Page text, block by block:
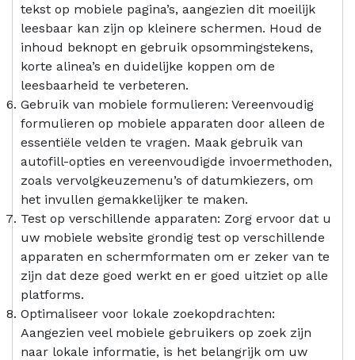
tekst op mobiele pagina’s, aangezien dit moeilijk
leesbaar kan zijn op kleinere schermen. Houd de
inhoud beknopt en gebruik opsommingstekens,
korte alinea’s en duidelijke koppen om de
leesbaarheid te verbeteren.
Gebruik van mobiele formulieren: Vereenvoudig
formulieren op mobiele apparaten door alleen de
essentiële velden te vragen. Maak gebruik van
autofill-opties en vereenvoudigde invoermethoden,
zoals vervolgkeuzemenu’s of datumkiezers, om
het invullen gemakkelijker te maken.
Test op verschillende apparaten: Zorg ervoor dat u
uw mobiele website grondig test op verschillende
apparaten en schermformaten om er zeker van te
zijn dat deze goed werkt en er goed uitziet op alle
platforms.
Optimaliseer voor lokale zoekopdrachten:
Aangezien veel mobiele gebruikers op zoek zijn
naar lokale informatie, is het belangrijk om uw